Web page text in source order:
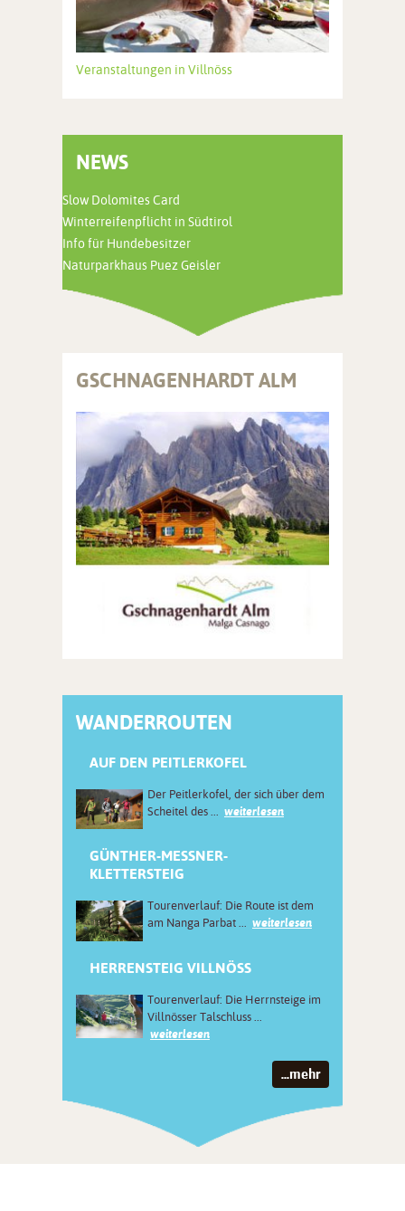
Veranstaltungen in Villnöss
NEWS
Slow Dolomites Card
Winterreifenpflicht in Südtirol
Info für Hundebesitzer
Naturparkhaus Puez Geisler
GSCHNAGENHARDT ALM
WANDERROUTEN
AUF DEN PEITLERKOFEL
Der Peitlerkofel, der sich über dem
Scheitel des ...
weiterlesen
GÜNTHER-MESSNER-
KLETTERSTEIG
Tourenverlauf: Die Route ist dem
am Nanga Parbat ... weiterlesen
HERRENSTEIG VILLNÖSS
Tourenverlauf: Die Herrnsteige im
Villnösser Talschluss ...
weiterlesen
...mehr